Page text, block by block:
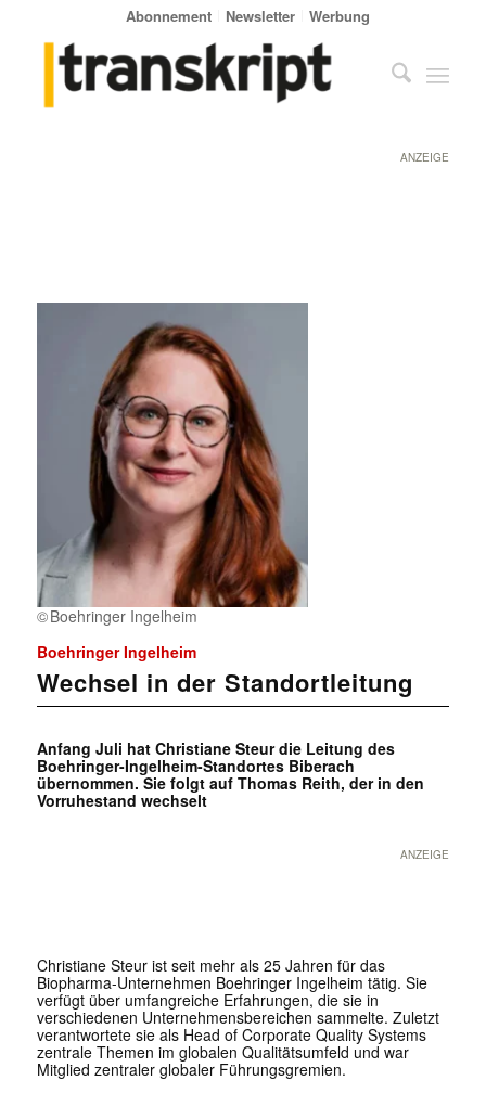
Abonnement Newsletter Werbung
ANZEIGE
Boehringer Ingelheim
Boehringer Ingelheim
Wechsel in der Standortleitung
Anfang Juli hat Christiane Steur die Leitung des
Boehringer-Ingelheim-Standortes Biberach
übernommen. Sie folgt auf Thomas Reith, der in den
Vorruhestand wechselt
ANZEIGE
Christiane Steur ist seit mehr als 25 Jahren für das
Biopharma-Unternehmen Boehringer Ingelheim tätig. Sie
verfügt über umfangreiche Erfahrungen, die sie in
verschiedenen Unternehmensbereichen sammelte. Zuletzt
verantwortete sie als Head of Corporate Quality Systems
zentrale Themen im globalen Qualitätsumfeld und war
Mitglied zentraler globaler Führungsgremien.